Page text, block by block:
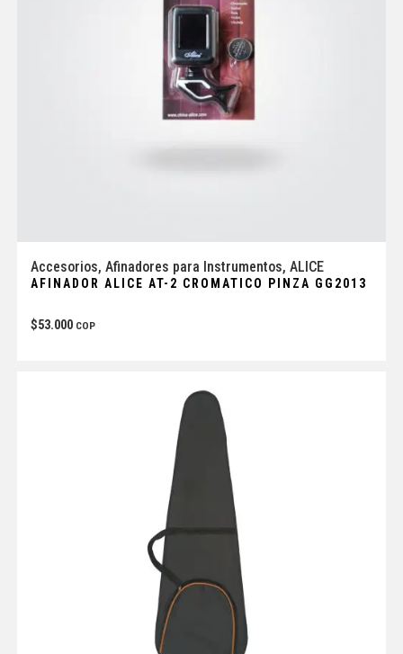
Accesorios, Afinadores para Instrumentos, ALICE
AFINADOR ALICE AT-2 CROMATICO PINZA GG2013
$53.000 COP